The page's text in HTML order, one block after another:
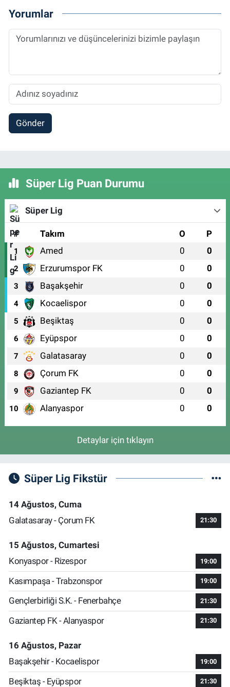
Yorumlar
Gönder
Süper Lig Puan Durumu
Süper Lig
# Takım O P
1 Amed 0 0
2 Erzurumspor FK 0 0
3 Başakşehir 0 0
4 Kocaelispor 0 0
5 Beşiktaş 0 0
6 Eyüpspor 0 0
7 Galatasaray 0 0
8 Çorum FK 0 0
9 Gaziantep FK 0 0
10 Alanyaspor 0 0
Detaylar için tıklayın
Süper Lig Fikstür
14 Ağustos, Cuma
Galatasaray - Çorum FK
21:30
15 Ağustos, Cumartesi
Konyaspor - Rizespor
19:00
Kasımpaşa - Trabzonspor 19:00
Gençlerbirliği S.K. - Fenerbahçe 21:30
Gaziantep FK - Alanyaspor 21:30
16 Ağustos, Pazar
Başakşehir - Kocaelispor
19:00
Beşiktaş - Eyüpspor 21:30